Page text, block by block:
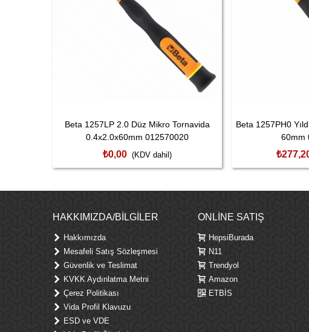
Beta 1257LP 2.0 Düz Mikro Tornavida
0.4x2.0x60mm 012570020
₺0,00 (KDV dahil)
Beta 1257PH0
60mm
HAKKIMIZDA/BILGILER
Hakkımızda
Mesafeli Satış Sözleşmesi
Güvenlik ve Teslimat
KVKK Aydınlatma Metni
Çerez Politikası
Vida Profil Klavuzu
ESD ve VDE
ONLINE SATIŞ
HepsiBurada
N11
Trendyol
Amazon
ETBİS